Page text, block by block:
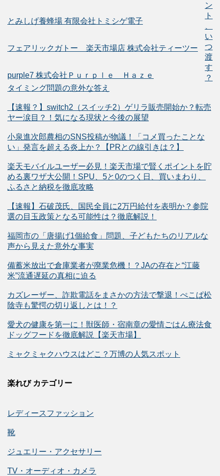
とみしげ養蜂場 有限会社トミシゲ電子
フェアリックガトー 楽天市場店 株式会社ティーツー
purple7 株式会社Ｐｕｒｐｌｅ Ｈａｚｅ
ン
ト
い
つ
渡
す
？
タイミング問題の意外な答え
【速報？】switch2（スイッチ2）ゲリラ販売開始か？転売
ヤー涙目？！気になる現状と今後の展望
小泉進次郎農相のSNS投稿が物議！「コメ買ったことな
い」発言を超える炎上か？【PRとの線引きは？】
楽天モバイルユーザー必見！楽天市場で賢くポイントを貯
める裏ワザ大公開！SPU、5と0のつく日、買いまわり、
ふるさと納税を徹底攻略
【速報】石破茂氏、国民全員に2万円給付を表明か？参院
選の目玉政策となる可能性は？徹底解説！
福岡市の「唐揚げ1個給食」問題、子どもたちのリアルな
声から見えた意外な事実
備蓄米放出で倉庫業者が廃業危機！？JAの存在と“江藤
米”流通遅延の真相に迫る
カズレーザー、詐欺電話をまさかの方法で撃退！ぺこぱ松
陰寺も驚愕の切り返しとは！？
愛犬の健康を第一に！獣医師・宿南章の愛情ごはん療法食
ドッグフードを徹底解説【楽天市場】
ミャクミャクハウスはどこ？万博の人気スポット
楽れび カテゴリー
レディースファッション
靴
ジュエリー・アクセサリー
TV・オーディオ・カメラ